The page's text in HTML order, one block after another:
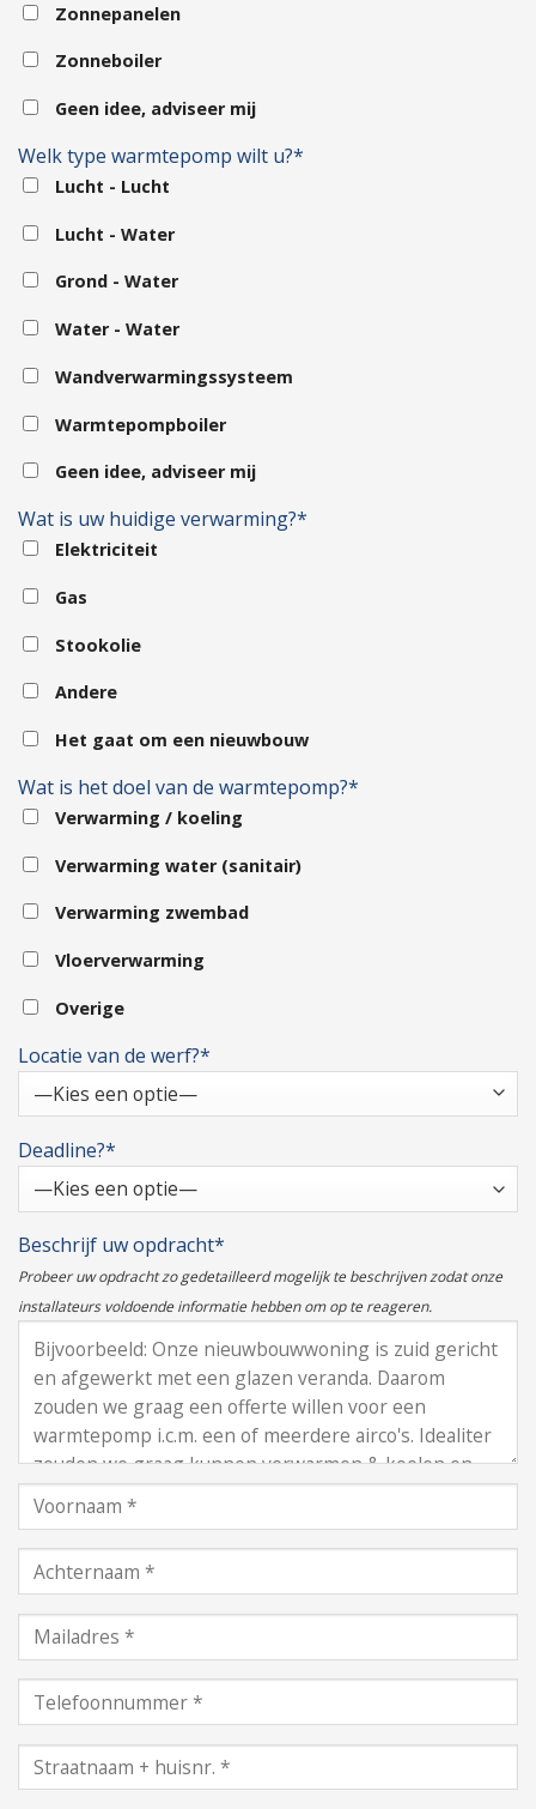
Zonnepanelen
Zonneboiler
Geen idee, adviseer mij
Welk type warmtepomp wilt u?*
Lucht - Lucht
Lucht - Water
Grond - Water
Water - Water
Wandverwarmingssysteem
Warmtepompboiler
Geen idee, adviseer mij
Wat is uw huidige verwarming?*
Elektriciteit
Gas
Stookolie
Andere
Het gaat om een nieuwbouw
Wat is het doel van de warmtepomp?*
Verwarming / koeling
Verwarming water (sanitair)
Verwarming zwembad
Vloerverwarming
Overige
Locatie van de werf?*
Deadline?*
Beschrijf uw opdracht*
Probeer uw opdracht zo gedetailleerd mogelijk te beschrijven zodat onze
installateurs voldoende informatie hebben om op te reageren.